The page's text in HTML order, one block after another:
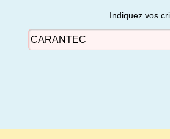
Indiquez vos